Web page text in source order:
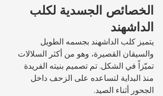
الخصائص الجسدية لكلب
الداشهند
يتميز كلب الداشهند بجسمه الطويل
والسيقان القصيرة، وهو من أكثر السلالات
تميّزاً في الشكل. تم تصميم بنيته الفريدة
منذ البداية لتساعده على الزحف داخل
الجحور أثناء الصيد.